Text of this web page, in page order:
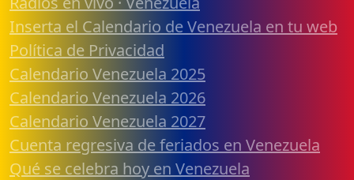
Inserta el Calendario de Venezuela en tu web
Política de Privacidad
Calendario Venezuela 2025
Calendario Venezuela 2026
Calendario Venezuela 2027
Cuenta regresiva de feriados en Venezuela
Qué se celebra hoy en Venezuela